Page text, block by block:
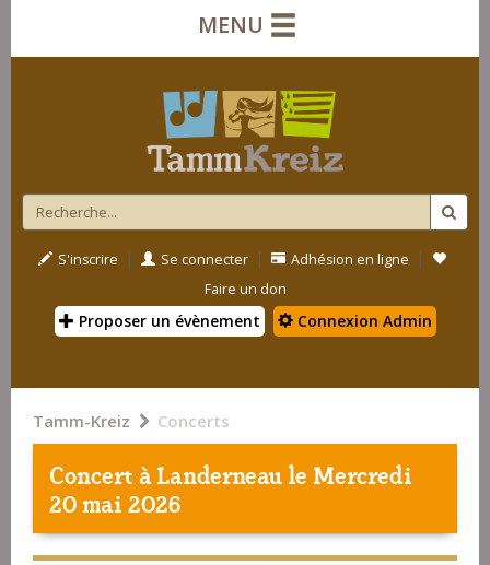
MENU
S'inscrire | Se connecter | Adhésion en ligne |
Faire un don
Proposer un évènement Connexion Admin
Tamm-Kreiz Concerts
Concert àLanderneaule Mercredi
20 mai 2026